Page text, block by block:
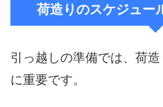
荷造りのスケジュー
引っ越しの準備では、荷
に重要です。